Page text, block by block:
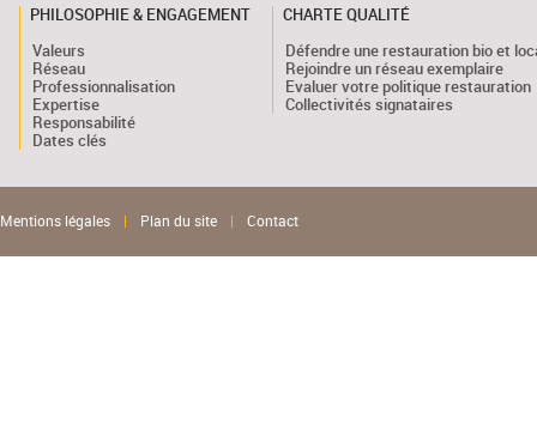
PHILOSOPHIE & ENGAGEMENT
Valeurs
Réseau
Professionnalisation
Expertise
Responsabilité
Dates clés
CHARTE QUALITÉ
Défendre une restauration bio et
Rejoindre un réseau exemplaire
Evaluer votre politique restauration
Collectivités signataires
Mentions légales | Plan du site | Contact